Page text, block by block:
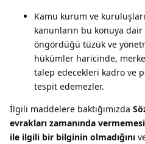
Kamu kurum ve
kanunların bu konuya
öngördüğü tüzük ve
hükümler haricinde,
talep edecekleri kadro ve
tespit edemezler.
İlgili maddelere baktığımızda
evrakları zamanında
ile ilgili bir bilginin olmadığını